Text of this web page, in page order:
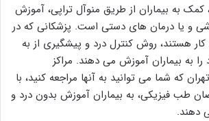
کمک به بیماران از طریق منوآل تراپی، آموزش
و یا درمان های دستی است. پزشکانی که در
هستند، روش کنترل درد و پیشگیری از به
به بیماران آموزش می دهند. مراکز
که شما می توانید به آنها مراجعه کنید، با
طب فیزیکی، به بیماران آموزش بدون درد و
دهند.